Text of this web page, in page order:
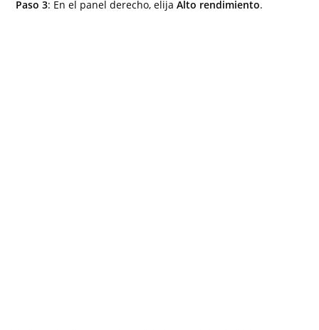
Paso 3: En el panel derecho, elijaAlto rendimiento.